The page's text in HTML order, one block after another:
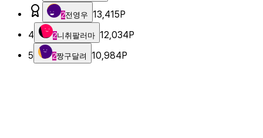
2전영우 13,415P
4
2니취팔러마 12,034P
5
2짱구달려 10,984P